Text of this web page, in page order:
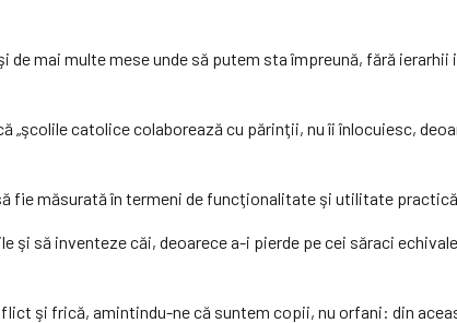
mai multe mese unde să putem sta împreună, fără
„şcolile catolice colaborează cu părinţii, nu îi înlocuiesc,
fie măsurată în termeni de funcţionalitate şi utilitate
şi să inventeze căi, deoarece a-i pierde pe cei săraci
şi frică, amintindu-ne că suntem copii, nu orfani: din